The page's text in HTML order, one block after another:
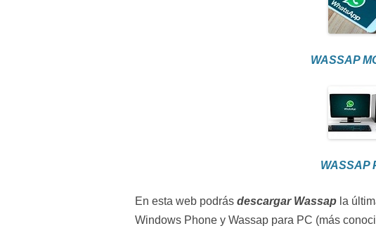
WASSAP
WASSAP
En esta web podrás descargar Wassap la
Windows Phone y Wassap para PC (más